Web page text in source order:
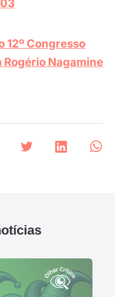
12º Congresso
Rogério Nagamine